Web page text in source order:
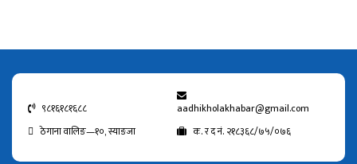
९८१६१८१६८८
aadhikholakhabar@gmail.com
ठेगाना वालिङ—१०, स्याङजा
क. र द नं. २१८३६८/७५/०७६